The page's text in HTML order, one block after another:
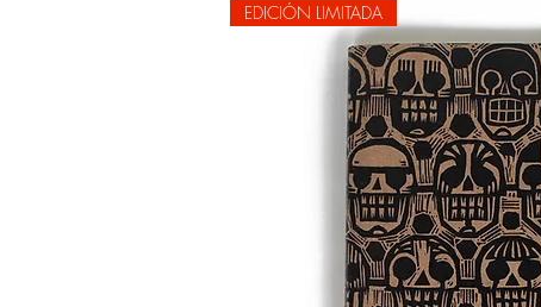
EDICIÓN LIMITADA